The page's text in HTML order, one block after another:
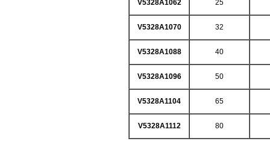
V5328A1062 25
V5328A1070 32
V5328A1088 40
V5328A1096 50
V5328A1104 65
V5328A1112 80